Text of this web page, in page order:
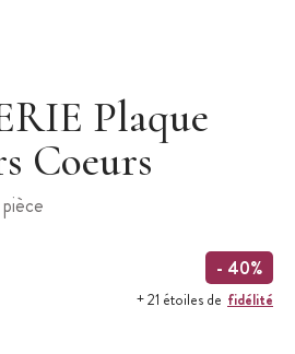
Plaque
Coeurs
- 40%
+ 21 étoiles de fidélité